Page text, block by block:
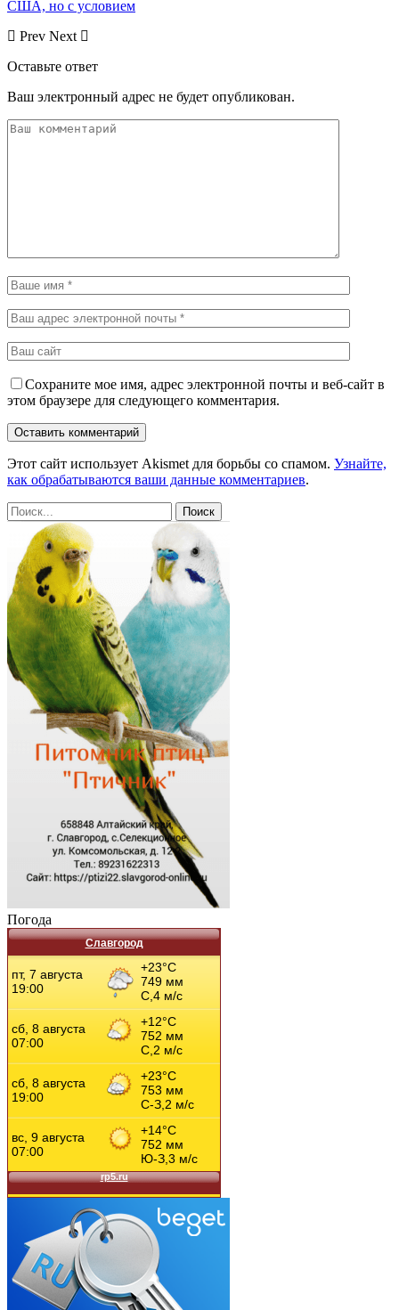
США, но с условием
Prev Next
Оставьте ответ
Ваш электронный адрес не будет опубликован.
Сохраните мое имя, адрес электронной почты и веб-сайт в
этом браузере для следующего комментария.
Этот сайт использует Akismet для борьбы со спамом. Узнайте,
как обрабатываются ваши данные комментариев.
Погода
Славгород